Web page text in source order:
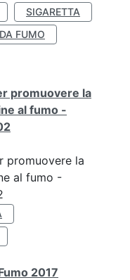
SIGARETTA
FUMO
promuovere la
al fumo -
promuovere la
al fumo -
2017